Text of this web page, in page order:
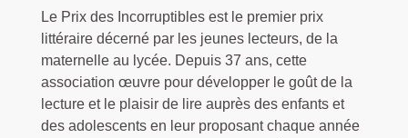
Le Prix des Incorruptibles est le premier prix
littéraire décerné par les jeunes lecteurs, de la
maternelle au lycée. Depuis 37 ans, cette
association œuvre pour développer le goût de la
lecture et le plaisir de lire auprès des enfants et
des adolescents en leur proposant chaque année